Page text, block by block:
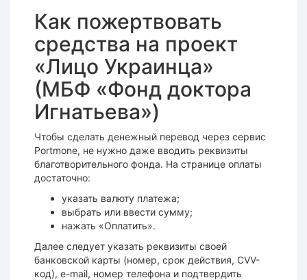
Как пожертвовать
средства на проект
«Лицо Украинца»
(МБФ «Фонд доктора
Игнатьева»)
Чтобы сделать денежный перевод через сервис
Portmone, не нужно даже вводить реквизиты
благотворительного фонда. На странице оплаты
достаточно:
указать валюту платежа;
выбрать или ввести сумму;
нажать «Оплатить».
Далее следует указать реквизиты своей
банковской карты (номер, срок действия, CVV-
код), e-mail, номер телефона и подтвердить